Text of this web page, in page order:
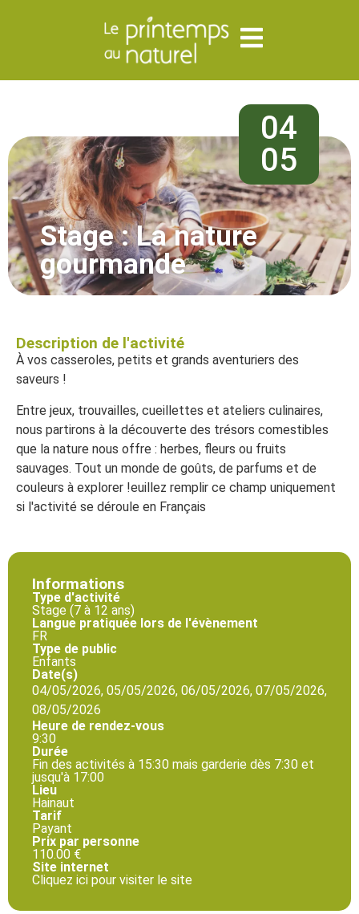
04
05
Stage : La nature
gourmande
Description de l'activité
À vos casseroles, petits et grands aventuriers des
saveurs !
Entre jeux, trouvailles, cueillettes et ateliers culinaires,
nous partirons à la découverte des trésors comestibles
que la nature nous offre : herbes, fleurs ou fruits
sauvages. Tout un monde de goûts, de parfums et de
couleurs à explorer !euillez remplir ce champ uniquement
si l'activité se déroule en Français
Informations
Type d'activité
Stage (7 à 12 ans)
Langue pratiquée lors de l'évènement
FR
Type de public
Enfants
Date(s)
04/05/2026, 05/05/2026, 06/05/2026, 07/05/2026,
08/05/2026
Heure de rendez-vous
9:30
Durée
Fin des activités à 15:30 mais garderie dès 7:30 et
jusqu'à 17:00
Lieu
Hainaut
Tarif
Payant
Prix par personne
110.00 €
Site internet
Cliquez ici pour visiter le site